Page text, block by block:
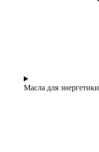
Масла для энергетики